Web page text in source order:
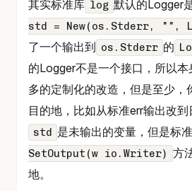
其实标准库 log 默认的Logger
std = New(os.Stderr, "",
了一个输出到 os.Stderr 的
的Logger不是一个接口，所以
多的定制化的改造，但是至少，
目的地，比如从标准err输出改
std 是未输出的变量，但是标
SetOutput(w io.Writer) 方
地。